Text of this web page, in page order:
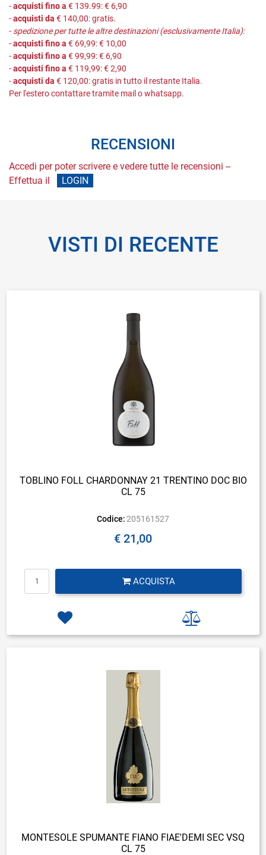
-acquisti fino a € 139.99: € 6,90
-acquisti da € 140,00: gratis.
- spedizione per tutte le altre destinazioni (esclusivamente Italia):
-acquisti fino a € 69,99: € 10,00
-acquisti fino a € 99,99: € 6,90
-acquisti fino a € 119,99: € 2,90
-acquisti da € 120,00: gratis in tutto il restante Italia.
Per l'estero contattare tramite mail o whatsapp.
RECENSIONI
Accedi per poter scrivere e vedere tutte le recensioni --
Effettua il
LOGIN
VISTI DI RECENTE
TOBLINO FOLL CHARDONNAY 21 TRENTINO DOC BIO
CL 75
Codice: 205161527
€ 21,00
ACQUISTA
MONTESOLE SPUMANTE FIANO FIAE'DEMI SEC VSQ
CL 75